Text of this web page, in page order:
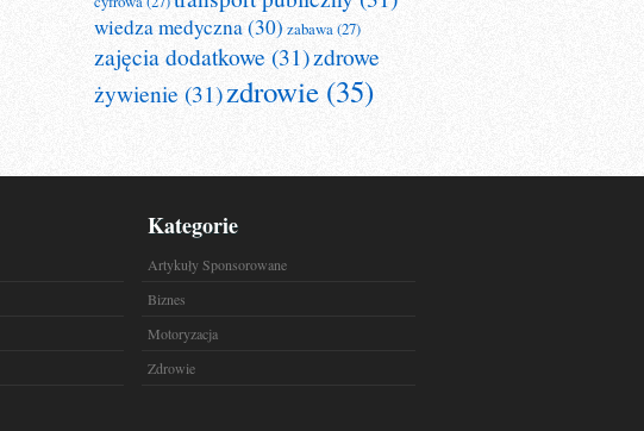
wiedza medyczna(30) zabawa(27)
zajęcia dodatkowe (31)zdrowe
żywienie (31)zdrowie (35)
Kategorie
Artykuły Sponsorowane
Biznes
Motoryzacja
Zdrowie